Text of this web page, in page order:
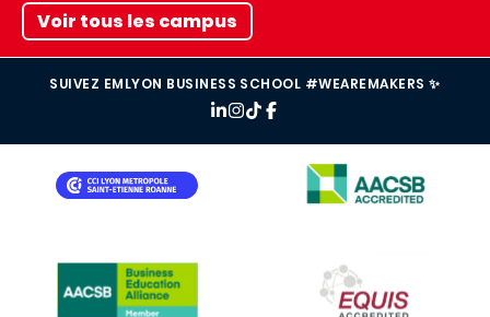
Voir tous les campus
SUIVEZ EMLYON BUSINESS SCHOOL #WEAREMAKERS ✨
IMAGE